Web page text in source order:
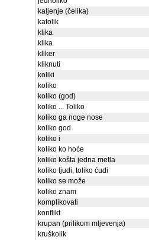
kaljenje (čelika)
katolik
klika
klika
kliker
kliknuti
koliki
koliko
koliko (god)
koliko ... Toliko
koliko ga noge nose
koliko god
koliko i
koliko ko hoće
koliko košta jedna metla
koliko ljudi, toliko ćudi
koliko se može
koliko znam
komplikovati
konflikt
krupan (prilikom mljevenja)
kruškolik